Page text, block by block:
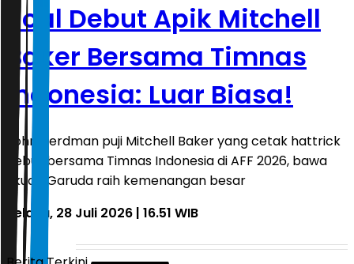
Soal Debut Apik Mitchell
Baker Bersama Timnas
Indonesia: Luar Biasa!
John Herdman puji Mitchell Baker yang cetak hattrick
debut bersama Timnas Indonesia di AFF 2026, bawa
Skuad Garuda raih kemenangan besar
Selasa, 28 Juli 2026 | 16.51 WIB